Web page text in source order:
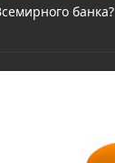
банка?